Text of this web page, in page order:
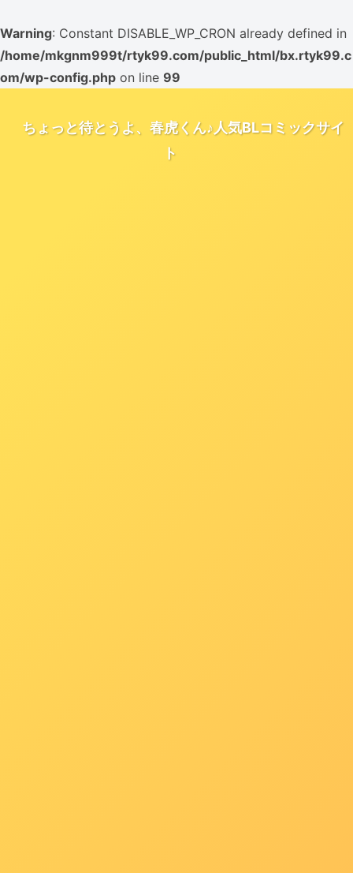
Warning: Constant DISABLE_WP_CRON already defined in
/home/mkgnm999t/rtyk99.com/public_html/bx.rtyk99.c
om/wp-config.php on line 99
ちょっと待とうよ、春虎くん♪人気BLコミックサイ
ト